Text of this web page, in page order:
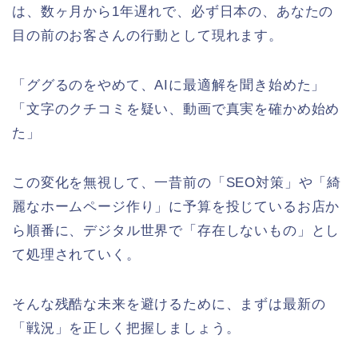
は、数ヶ月から1年遅れで、必ず日本の、あなたの
目の前のお客さんの行動として現れます。
「ググるのをやめて、AIに最適解を聞き始めた」
「文字のクチコミを疑い、動画で真実を確かめ始め
た」
この変化を無視して、一昔前の「SEO対策」や「綺
麗なホームページ作り」に予算を投じているお店か
ら順番に、デジタル世界で「存在しないもの」とし
て処理されていく。
そんな残酷な未来を避けるために、まずは最新の
「戦況」を正しく把握しましょう。